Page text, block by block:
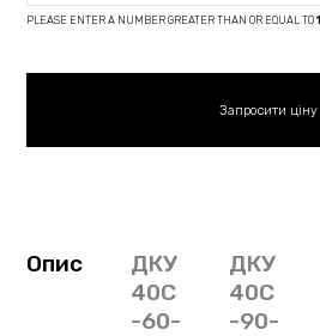
PLEASE ENTER A NUMBER GREATER THAN OR EQUAL TO1
Опис
ДКУ
40С
-60-
ДКУ
40С
-90-